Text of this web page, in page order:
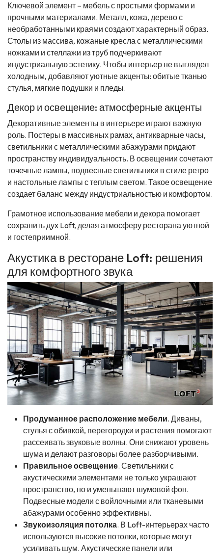
Ключевой элемент – мебель с простыми формами и
прочными материалами. Металл, кожа, дерево с
необработанными краями создают характерный образ.
Столы из массива, кожаные кресла с металлическими
ножками и стеллажи из труб подчеркивают
индустриальную эстетику. Чтобы интерьер не выглядел
холодным, добавляют уютные акценты: обитые тканью
стулья, мягкие подушки и пледы.
Декор и освещение: атмосферные акценты
Декоративные элементы в интерьере играют важную
роль. Постеры в массивных рамах, антикварные часы,
светильники с металлическими абажурами придают
пространству индивидуальность. В освещении сочетают
точечные лампы, подвесные светильники в стиле ретро
и настольные лампы с теплым светом. Такое освещение
создает баланс между индустриальностью и комфортом.
Грамотное использование мебели и декора помогает
сохранить дух Loft, делая атмосферу ресторана уютной
и гостеприимной.
Акустика в ресторане Loft: решения
для комфортного звука
Продуманное расположение мебели. Диваны,
стулья с обивкой, перегородки и растения помогают
рассеивать звуковые волны. Они снижают уровень
шума и делают разговоры более разборчивыми.
Правильное освещение. Светильники с
акустическими элементами не только украшают
пространство, но и уменьшают шумовой фон.
Подвесные модели с войлочными или тканевыми
абажурами особенно эффективны.
Звукоизоляция потолка. В Loft-интерьерах часто
используются высокие потолки, которые могут
усиливать шум. Акустические панели или